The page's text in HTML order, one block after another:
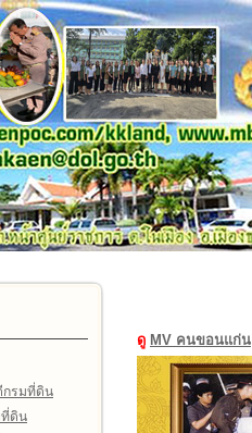
กรมที่ดิน
ดิน
ดู MV คนขอนแก่น